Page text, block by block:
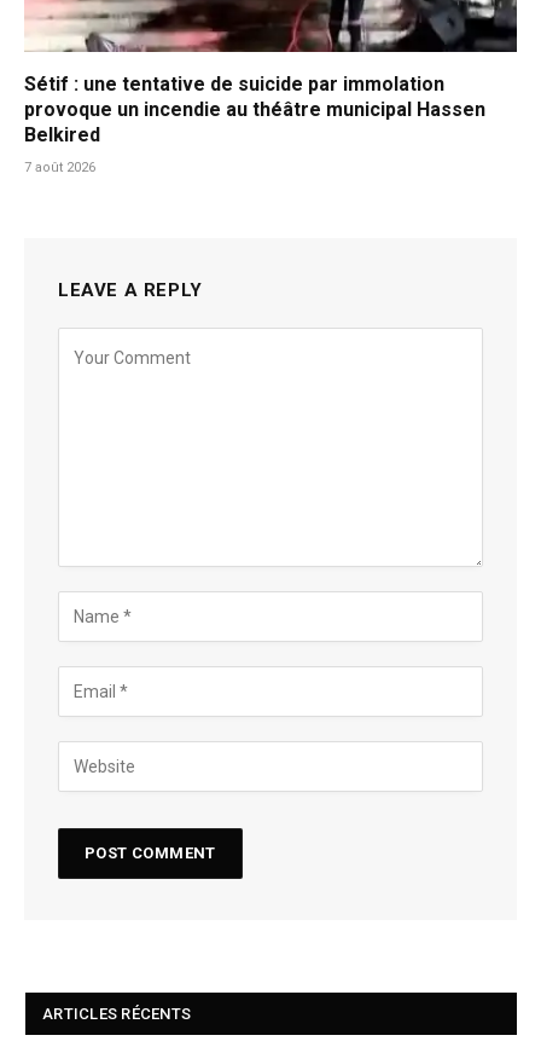
Sétif : une tentative de suicide par immolation
provoque un incendie au théâtre municipal Hassen
Belkired
7 août 2026
LEAVE A REPLY
ARTICLES RÉCENTS